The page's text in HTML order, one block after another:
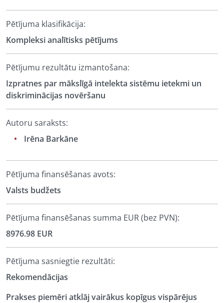
Pētījuma klasifikācija:
Kompleksi analītisks pētījums
Pētījumu rezultātu izmantošana:
Izpratnes par mākslīgā intelekta sistēmu ietekmi un
diskriminācijas novēršanu
Autoru saraksts:
Irēna Barkāne
Pētījuma finansēšanas avots:
Valsts budžets
Pētījuma finansēšanas summa EUR (bez PVN):
8976.98 EUR
Pētījuma sasniegtie rezultāti:
Rekomendācijas
Prakses piemēri atklāj vairākus kopīgus vispārējus